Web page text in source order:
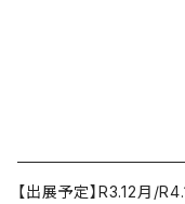
【出展予定】R3.12月/